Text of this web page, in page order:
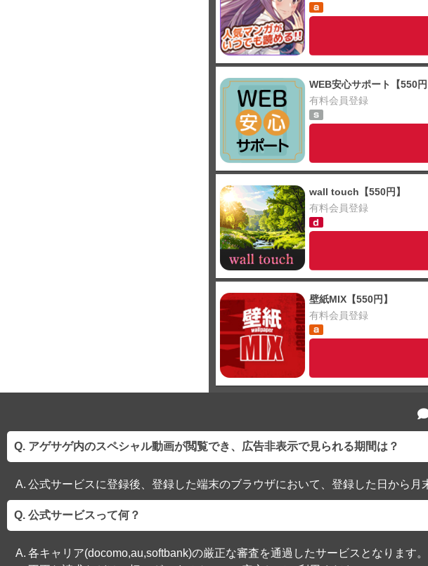
WEB安心サポート【550円
有料会員登録
wall touch【550円】
有料会員登録
壁紙MIX【550円】
有料会員登録
アゲサゲ内のスペシャル動画が閲覧でき、広告非表示で見られる期間は？
公式サービスに登録後、登録した端末のブラウザにおいて、登録した日から
公式サービスって何？
各キャリア(docomo,au,softbank)の厳正な審査を通過したサービスとなります。